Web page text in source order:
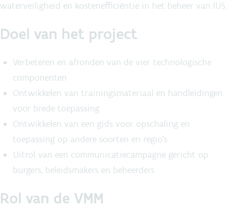
waterveiligheid en kostenefficiëntie in het beheer van IUS.
Doel van het project
Verbeteren en afronden van de vier technologische
componenten
Ontwikkelen van trainingsmateriaal en handleidingen
voor brede toepassing
Ontwikkelen van een gids voor opschaling en
toepassing op andere soorten en regio's
Uitrol van een communicatiecampagne gericht op
burgers, beleidsmakers en beheerders
Rol van de VMM